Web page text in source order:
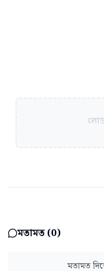
মতামত (0)
মতামত